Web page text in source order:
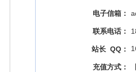
电子信箱：
联系电话：
站长 QQ：
充值方式：